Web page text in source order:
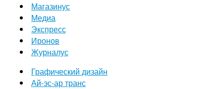
Магазинус
Медиа
Экспресс
Иронов
Журналус
Графический дизайн
Ай-эс-ар транс